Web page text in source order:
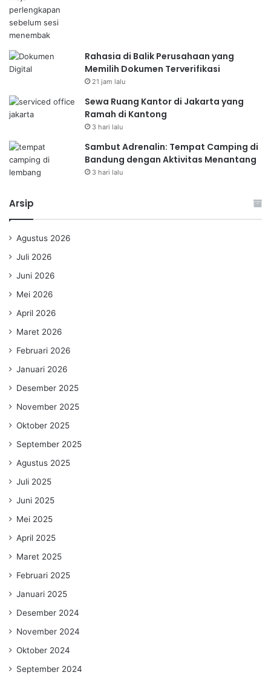
Rahasia di Balik Perusahaan yang
Memilih Dokumen Terverifikasi
21 jam lalu
Sewa Ruang Kantor di Jakarta yang
Ramah di Kantong
3 hari lalu
Sambut Adrenalin: Tempat Camping di
Bandung dengan Aktivitas Menantang
3 hari lalu
Arsip
Agustus 2026
Juli 2026
Juni 2026
Mei 2026
April 2026
Maret 2026
Februari 2026
Januari 2026
Desember 2025
November 2025
Oktober 2025
September 2025
Agustus 2025
Juli 2025
Juni 2025
Mei 2025
April 2025
Maret 2025
Februari 2025
Januari 2025
Desember 2024
November 2024
Oktober 2024
September 2024